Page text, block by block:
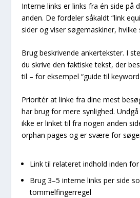
Interne links er links fra én side på
anden. De fordeler såkaldt “link
sider og viser søgemaskiner, hvilke
Brug beskrivende ankertekster. I
du skrive den faktiske tekst, der
til – for eksempel “guide til
Prioritér at linke fra dine mest
har brug for mere synlighed.
ikke er linket til fra nogen anden
orphan pages og er svære for
Link til relateret indhold inden
Brug 3–5 interne links per side
tommelfingerregel